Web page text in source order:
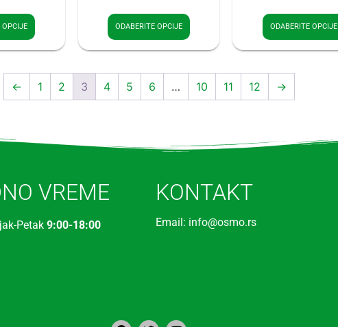
OPCIJE ODABERITE OPCIJE ODABERITE OPCIJE
← 1 2 3 4 5 6 … 10 11 12 →
VREME
Petak9:00-18:00
KONTAKT
Email: info@osmo.rs